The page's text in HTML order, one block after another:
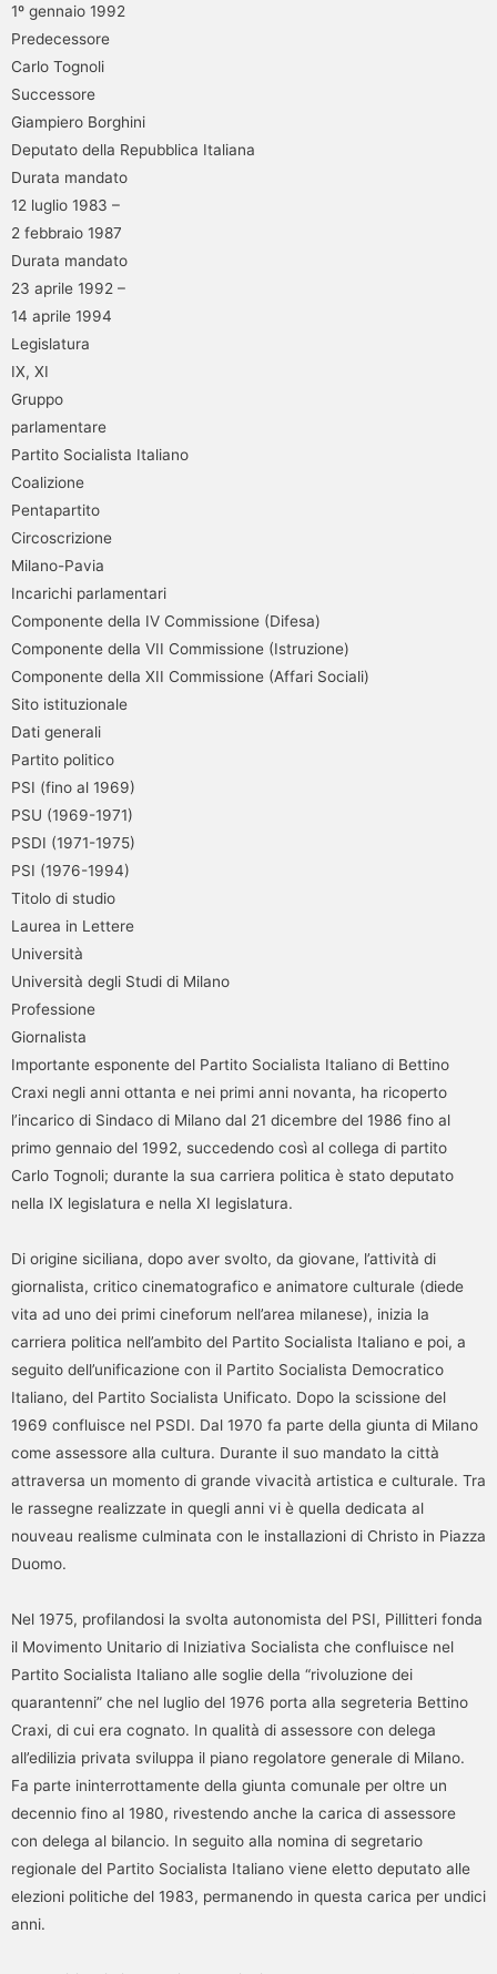
1º gennaio 1992
Predecessore
Carlo Tognoli
Successore
Giampiero Borghini
Deputato della Repubblica Italiana
Durata mandato
12 luglio 1983 –
2 febbraio 1987
Durata mandato
23 aprile 1992 –
14 aprile 1994
Legislatura
IX, XI
Gruppo
parlamentare
Partito Socialista Italiano
Coalizione
Pentapartito
Circoscrizione
Milano-Pavia
Incarichi parlamentari
Componente della IV Commissione (Difesa)
Componente della VII Commissione (Istruzione)
Componente della XII Commissione (Affari Sociali)
Sito istituzionale
Dati generali
Partito politico
PSI (fino al 1969)
PSU (1969-1971)
PSDI (1971-1975)
PSI (1976-1994)
Titolo di studio
Laurea in Lettere
Università
Università degli Studi di Milano
Professione
Giornalista
Importante esponente del Partito Socialista Italiano di Bettino
Craxi negli anni ottanta e nei primi anni novanta, ha ricoperto
l’incarico di Sindaco di Milano dal 21 dicembre del 1986 fino al
primo gennaio del 1992, succedendo così al collega di partito
Carlo Tognoli; durante la sua carriera politica è stato deputato
nella IX legislatura e nella XI legislatura.
Di origine siciliana, dopo aver svolto, da giovane, l’attività di
giornalista, critico cinematografico e animatore culturale (diede
vita ad uno dei primi cineforum nell’area milanese), inizia la
carriera politica nell’ambito del Partito Socialista Italiano e poi, a
seguito dell’unificazione con il Partito Socialista Democratico
Italiano, del Partito Socialista Unificato. Dopo la scissione del
1969 confluisce nel PSDI. Dal 1970 fa parte della giunta di Milano
come assessore alla cultura. Durante il suo mandato la città
attraversa un momento di grande vivacità artistica e culturale. Tra
le rassegne realizzate in quegli anni vi è quella dedicata al
nouveau realisme culminata con le installazioni di Christo in Piazza
Duomo.
Nel 1975, profilandosi la svolta autonomista del PSI, Pillitteri fonda
il Movimento Unitario di Iniziativa Socialista che confluisce nel
Partito Socialista Italiano alle soglie della “rivoluzione dei
quarantenni” che nel luglio del 1976 porta alla segreteria Bettino
Craxi, di cui era cognato. In qualità di assessore con delega
all’edilizia privata sviluppa il piano regolatore generale di Milano.
Fa parte ininterrottamente della giunta comunale per oltre un
decennio fino al 1980, rivestendo anche la carica di assessore
con delega al bilancio. In seguito alla nomina di segretario
regionale del Partito Socialista Italiano viene eletto deputato alle
elezioni politiche del 1983, permanendo in questa carica per undici
anni.